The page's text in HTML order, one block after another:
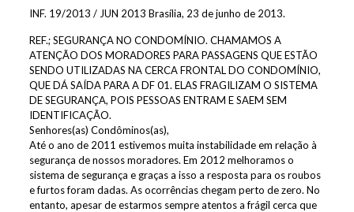
INF. 19/2013 / JUN 2013 Brasília, 23 de junho de 2013.
REF.; SEGURANÇA NO CONDOMÍNIO. CHAMAMOS A
ATENÇÃO DOS MORADORES PARA PASSAGENS QUE ESTÃO
SENDO UTILIZADAS NA CERCA FRONTAL DO CONDOMÍNIO,
QUE DÁ SAÍDA PARA A DF 01. ELAS FRAGILIZAM O SISTEMA
DE SEGURANÇA, POIS PESSOAS ENTRAM E SAEM SEM
IDENTIFICAÇÃO.
Senhores(as) Condôminos(as),
Até o ano de 2011 estivemos muita instabilidade em relação à
segurança de nossos moradores. Em 2012 melhoramos o
sistema de segurança e graças a isso a resposta para os roubos
e furtos foram dadas. As ocorrências chegam perto de zero. No
entanto, apesar de estarmos sempre atentos a frágil cerca que